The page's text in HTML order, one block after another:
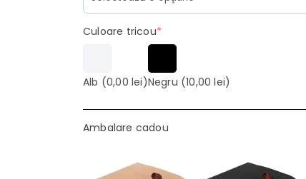
Culoare tricou*(required)
Alb (0,00 lei)Negru (10,00 lei)
Ambalare cadou